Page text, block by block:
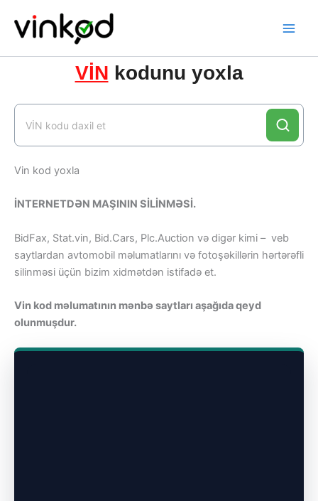
content
VİN kodunu yoxla
Vin kod yoxla
İNTERNETDƏN MAŞININ SİLİNMƏSİ.
BidFax, Stat.vin, Bid.Cars, Plc.Auction və digər kimi – veb
saytlardan avtomobil məlumatlarını və fotoşəkillərin hərtərəfli
silinməsi üçün bizim xidmətdən istifadə et.
Vin kod məlumatının mənbə saytları aşağıda qeyd
olunmuşdur.